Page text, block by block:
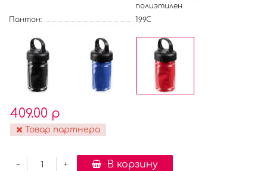
полиэтилен
Пантон:
199C
409.00 р
Товар партнера
+
- В корзину